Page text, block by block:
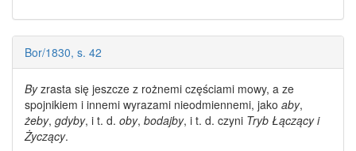
Bor/1830, s. 42
Byzrasta się jeszcze z rożnemi częściami mowy, a ze
spojnikiem i innemi wyrazami nieodmiennemi, jako aby,
żeby, gdyby, i t. d. oby, bodajby, i t. d. czyni Tryb Łączący i
Życzący.